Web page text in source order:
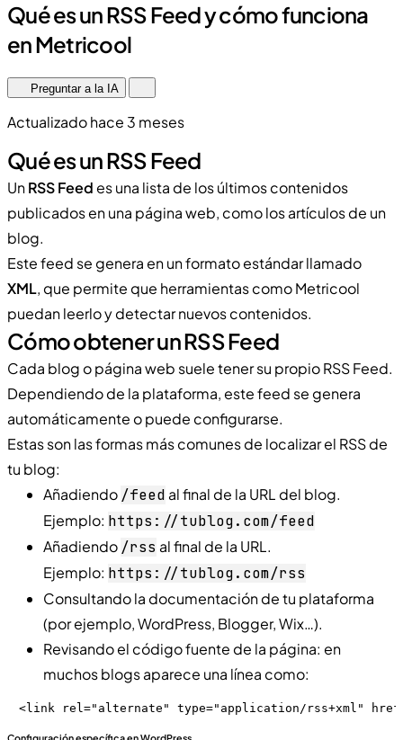
Qué es un RSS Feed y cómo funciona
en Metricool
Preguntar a la IA
Actualizado hace 3 meses
Qué es un RSS Feed
UnRSS Feedes una lista de los últimos contenidos
publicados en una página web, como los artículos de un
blog.
Este feed se genera en un formato estándar llamado
XML, que permite que herramientas como Metricool
puedan leerlo y detectar nuevos contenidos.
Cómo obtener un RSS Feed
Cada blog o página web suele tener su propio RSS Feed.
Dependiendo de la plataforma, este feed se genera
automáticamente o puede configurarse.
Estas son las formas más comunes de localizar el RSS de
tu blog:
Añadiendo /feed al final de la URL del blog.
Ejemplo: https://tublog.com/feed
Añadiendo /rss al final de la URL.
Ejemplo: https://tublog.com/rss
Consultando la documentación de tu plataforma
(por ejemplo, WordPress, Blogger, Wix…).
Revisando el código fuente de la página: en
muchos blogs aparece una línea como:
<link rel="alternate" type="application/rss+xml"
Configuración específica en WordPress